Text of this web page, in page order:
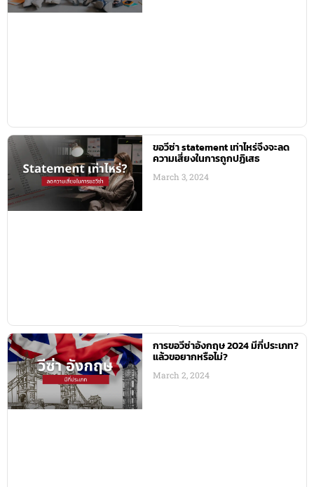
ขอวีซ่า statement เท่าไหร่จึงจะลด
ความเสี่ยงในการถูกปฏิเสธ
March 3, 2024
การขอวีซ่าอังกฤษ 2024 มีกี่ประเภท?
แล้วขอยากหรือไม่?
March 2, 2024